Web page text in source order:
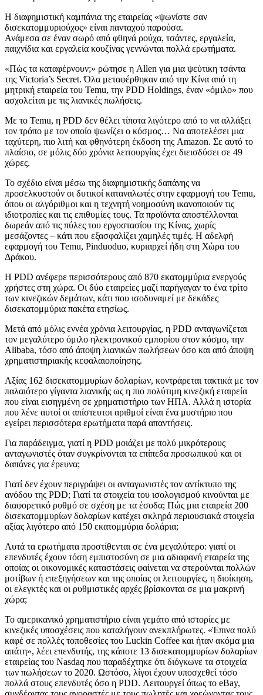
Η διαφημιστική καμπάνια της εταιρείας «ψωνίστε σαν
δισεκατομμυριούχος» είναι πανταχού παρούσα.
Ανάμεσα σε έναν σωρό από φθηνά ρούχα, τσάντες, εργαλεία,
παιχνίδια και εργαλεία κουζίνας γεννώνται πολλά ερωτήματα.
«Πώς τα καταφέρνουν;» ρώτησε η Allen για μια ψεύτικη τσάντα
της Victoria’s Secret. Όλα μεταφέρθηκαν από την Κίνα από τη
μητρική εταιρεία του Temu, την PDD Holdings, έναν «όμιλο» που
ασχολείται με τις λιανικές πωλήσεις.
Με το Temu, η PDD δεν θέλει τίποτα λιγότερο από το να αλλάξει
τον τρόπο με τον οποίο ψωνίζει ο κόσμος… Να αποτελέσει μια
ταχύτερη, πιο λιτή και φθηνότερη έκδοση της Amazon. Σε αυτό το
πλαίσιο, σε μόλις δύο χρόνια λειτουργίας έχει διεισδύσει σε 49
χώρες.
Το σχέδιο είναι μέσω της διαφημιστικής δαπάνης να
προσελκυστούν οι δυτικοί καταναλωτές στην εφαρμογή του Temu,
όπου οι αλγόριθμοι και η τεχνητή νοημοσύνη ικανοποιούν τις
ιδιοτροπίες και τις επιθυμίες τους. Τα προϊόντα αποστέλλονται
δωρεάν από τις πύλες του εργοστασίου της Κίνας, χωρίς
μεσάζοντες – κάτι που εξασφαλίζει χαμηλές τιμές. Η αδελφή
εφαρμογή του Temu, Pinduoduo, κυριαρχεί ήδη στη Χώρα του
Δράκου.
Η PDD ανέφερε περισσότερους από 870 εκατομμύρια ενεργούς
χρήστες στη χώρα. Οι δύο εταιρείες μαζί παρήγαγαν το ένα τρίτο
των κινεζικών δεμάτων, κάτι που ισοδυναμεί με δεκάδες
δισεκατομμύρια πακέτα ετησίως.
Μετά από μόλις εννέα χρόνια λειτουργίας, η PDD ανταγωνίζεται
τον μεγαλύτερο όμιλο ηλεκτρονικού εμπορίου στον κόσμο, την
Alibaba, τόσο από άποψη λιανικών πωλήσεων όσο και από άποψη
χρηματιστηριακής κεφαλαιοποίησης.
Αξίας 162 δισεκατομμυρίων δολαρίων, κοντράρεται τακτικά με τον
παλαιότερο γίγαντα λιανικής ως η πιο πολύτιμη κινεζική εταιρεία
που είναι εισηγμένη σε χρηματιστήριο των ΗΠΑ. Αλλά η ιστορία
που λένε αυτοί οι απίστευτοι αριθμοί είναι ένα μυστήριο που
εγείρει περισσότερα ερωτήματα παρά απαντήσεις.
Για παράδειγμα, γιατί η PDD μοιάζει με πολύ μικρότερους
ανταγωνιστές όταν συγκρίνονται τα επίπεδα προσωπικού και οι
δαπάνες για έρευνα;
Γιατί δεν έχουν περιγράψει οι ανταγωνιστές τον αντίκτυπο της
ανόδου της PDD; Γιατί τα στοιχεία του ισολογισμού κινούνται με
διαφορετικό ρυθμό σε σχέση με τα έσοδα; Πώς μια εταιρεία 200
δισεκατομμυρίων δολαρίων κατέχει σκληρά περιουσιακά στοιχεία
αξίας λιγότερο από 150 εκατομμύρια δολάρια;
Αυτά τα ερωτήματα προστίθενται σε ένα μεγαλύτερο: γιατί οι
επενδυτές έχουν τόση εμπιστοσύνη σε μια αδιαφανή εταιρεία της
οποίας οι οικονομικές καταστάσεις φαίνεται να στερούνται πολλών
μοτίβων ή επεξηγήσεων και της οποίας οι λειτουργίες, η διοίκηση,
οι ελεγκτές και οι ρυθμιστικές αρχές βρίσκονται σε μια μακρινή
χώρα;
Το αμερικανικό χρηματιστήριο είναι γεμάτο από ιστορίες με
κινεζικές υποσχέσεις που καταλήγουν ανεκπλήρωτες. «Έπινα πολύ
καφέ σε πολλές τοποθεσίες του Luckin Coffee και ήταν ακόμα μια
απάτη», λέει επενδυτής, της κάποτε 13 δισεκατομμυρίων δολαρίων
εταιρείας του Nasdaq που παραδέχτηκε ότι διόγκωνε τα στοιχεία
των πωλήσεων το 2020. Ωστόσο, λίγοι έχουν υποσχεθεί τόσο
πολλά στους επενδυτές όσο η PDD. Λειτουργεί όπως το eBay,